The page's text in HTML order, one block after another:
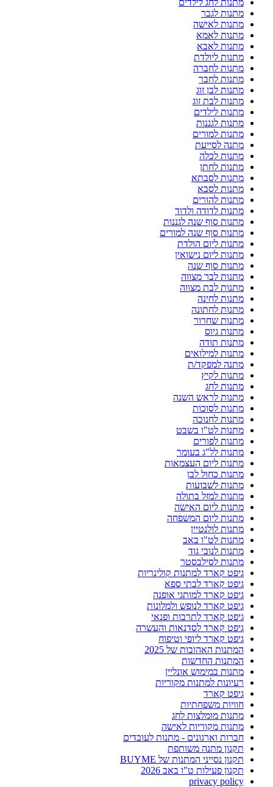
מתנות לחג לילדים
מתנות לגבר
מתנות לאישה
מתנות לאמא
מתנות לאבא
מתנות ליולדת
מתנות לחברה
מתנות לחבר
מתנות לבן זוג
מתנות לבת זוג
מתנות לילדים
מתנות לגננות
מתנות למורים
מתנה לסייעת
מתנות לכלה
מתנות לחתן
מתנות לסבתא
מתנות לסבא
מתנות להורים
מתנות לדודה ולדוד
מתנות סוף שנה לגננות
מתנות סוף שנה למורים
מתנות ליום הולדת
מתנות ליום נישואין
מתנות סוף שנה
מתנות לבר מצווה
מתנות לבת מצווה
מתנות לחינה
מתנות לחתונה
מתנות שחרור
מתנות גיוס
מתנות תודה
מתנות למילואים
מתנה למפקד/ת
מתנות לקיץ
מתנות לחג
מתנות לראש השנה
מתנות לסוכות
מתנות לחנוכה
מתנות לט"ו בשבט
מתנות לפורים
מתנות לל"ג בעומר
מתנות ליום העצמאות
מתנות כחול לבן
מתנות לשבועות
מתנות למזל בתולה
מתנות ליום האישה
מתנות ליום המשפחה
מתנות לולנטיין
מתנות לט"ו באב
מתנות לנובי גוד
מתנות לסילבסטר
גיפט קארד למתנות קולינריות
גיפט קארד לבתי ספא
גיפט קארד למותגי אופנה
גיפט קארד לנופש ולמלונות
גיפט קארד לתרבות ופנאי
גיפט קארד לסדנאות והעשרה
גיפט קארד ליופי וטיפוח
המתנות האהובות של 2025
המתנות החדשות
מתנות במימוש אונליין
רעיונות למתנות מקוריות
גיפט קארד
חוויות משפחתיות
מתנות מומלצות לחג
מתנות מקוריות לאישה
חברות וארגונים - מתנות לעובדים
תקנון מתנה משותפת
תקנון נסייני המתנות של BUYME
תקנון פעילות ט"ו באב 2026
privacy policy